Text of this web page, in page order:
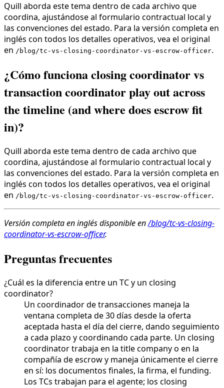
Quill aborda este tema dentro de cada archivo que
coordina, ajustándose al formulario contractual local y
las convenciones del estado. Para la versión completa en
inglés con todos los detalles operativos, vea el original
en /blog/tc-vs-closing-coordinator-vs-escrow-officer.
¿Cómo funciona closing coordinator vs
transaction coordinator play out across
the timeline (and where does escrow fit
in)?
Quill aborda este tema dentro de cada archivo que
coordina, ajustándose al formulario contractual local y
las convenciones del estado. Para la versión completa en
inglés con todos los detalles operativos, vea el original
en /blog/tc-vs-closing-coordinator-vs-escrow-officer.
Versión completa en inglés disponible en/blog/tc-vs-closing-
coordinator-vs-escrow-officer.
Preguntas frecuentes
¿Cuál es la diferencia entre un TC y un closing
coordinator?
Un coordinador de transacciones maneja la
ventana completa de 30 días desde la oferta
aceptada hasta el día del cierre, dando seguimiento
a cada plazo y coordinando cada parte. Un closing
coordinator trabaja en la title company o en la
compañía de escrow y maneja únicamente el cierre
en sí: los documentos finales, la firma, el funding.
Los TCs trabajan para el agente; los closing